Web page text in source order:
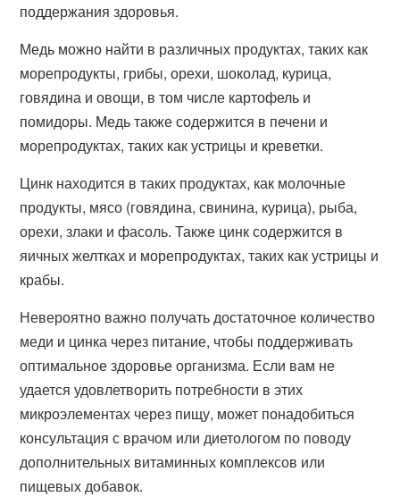
поддержания здоровья.
Медь можно найти в различных продуктах, таких как
морепродукты, грибы, орехи, шоколад, курица,
говядина и овощи, в том числе картофель и
помидоры. Медь также содержится в печени и
морепродуктах, таких как устрицы и креветки.
Цинк находится в таких продуктах, как молочные
продукты, мясо (говядина, свинина, курица), рыба,
орехи, злаки и фасоль. Также цинк содержится в
яичных желтках и морепродуктах, таких как устрицы и
крабы.
Невероятно важно получать достаточное количество
меди и цинка через питание, чтобы поддерживать
оптимальное здоровье организма. Если вам не
удается удовлетворить потребности в этих
микроэлементах через пищу, может понадобиться
консультация с врачом или диетологом по поводу
дополнительных витаминных комплексов или
пищевых добавок.